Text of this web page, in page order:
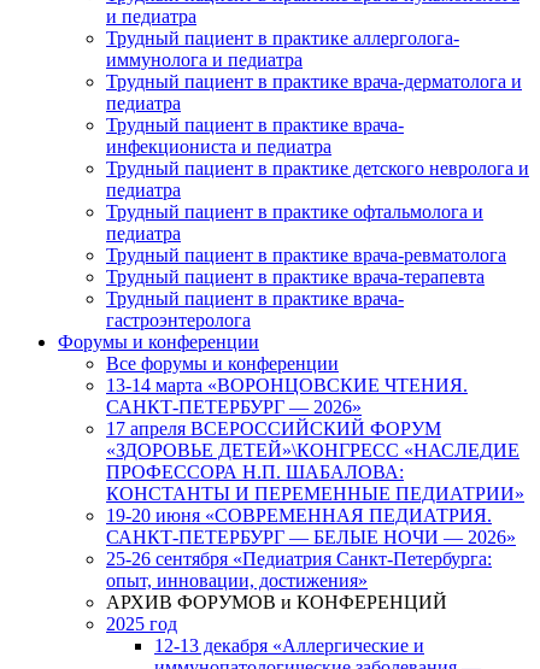
и педиатра
Трудный пациент в практике аллерголога-
иммунолога и педиатра
Трудный пациент в практике врача-дерматолога и
педиатра
Трудный пациент в практике врача-
инфекциониста и педиатра
Трудный пациент в практике детского невролога и
педиатра
Трудный пациент в практике офтальмолога и
педиатра
Трудный пациент в практике врача-ревматолога
Трудный пациент в практике врача-терапевта
Трудный пациент в практике врача-
гастроэнтеролога
Форумы и конференции
Все форумы и конференции
13-14 марта «ВОРОНЦОВСКИЕ ЧТЕНИЯ.
САНКТ-ПЕТЕРБУРГ — 2026»
17 апреля ВСЕРОССИЙСКИЙ ФОРУМ
«ЗДОРОВЬЕ ДЕТЕЙ»\КОНГРЕСС «НАСЛЕДИЕ
ПРОФЕССОРА Н.П. ШАБАЛОВА:
КОНСТАНТЫ И ПЕРЕМЕННЫЕ ПЕДИАТРИИ»
19-20 июня «СОВРЕМЕННАЯ ПЕДИАТРИЯ.
САНКТ-ПЕТЕРБУРГ — БЕЛЫЕ НОЧИ — 2026»
25-26 сентября «Педиатрия Санкт-Петербурга:
опыт, инновации, достижения»
АРХИВ ФОРУМОВ и КОНФЕРЕНЦИЙ
2025 год
12-13 декабря «Аллергические и